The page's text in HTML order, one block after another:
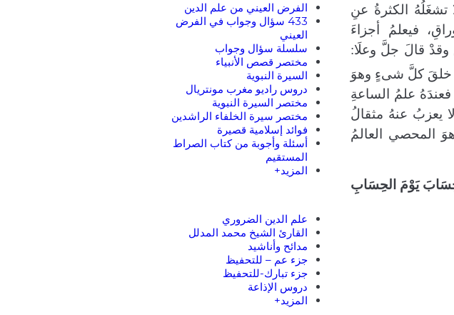
تشغَلُهُ الكثرةُ عنِ
فيعلمُ أجزاءَ
وقدْ قالَ جلَّ وعلَا:
خلقَ كلَّ شىءٍ وهوَ
علمُ الساعةِ
يعزبُ عنهُ مثقالُ
المحصي العالمُ
يَوْمَ الحِسَابِ
الفرض العيني من علم الدين
433 سؤال وجواب في الفرض
العيني
سلسلة سؤال وجواب
مختصر قصص الأنبياء
السيرة النبوية
دروس راديو مغرب مونتريال
مختصر السيرة النبوية
مختصر سيرة الخلفاء الراشدين
فوائد إسلامية قصيرة
أسئلة وأجوبة من كتاب الصراط
المستقيم
المزيد+
علم الدين الضروري
القارئ الشيخ محمد المدلل
مدائح وأناشيد
جزء عم – للتحفيظ
جزء تبارك-للتحفيظ
دروس الإذاعة
المزيد+